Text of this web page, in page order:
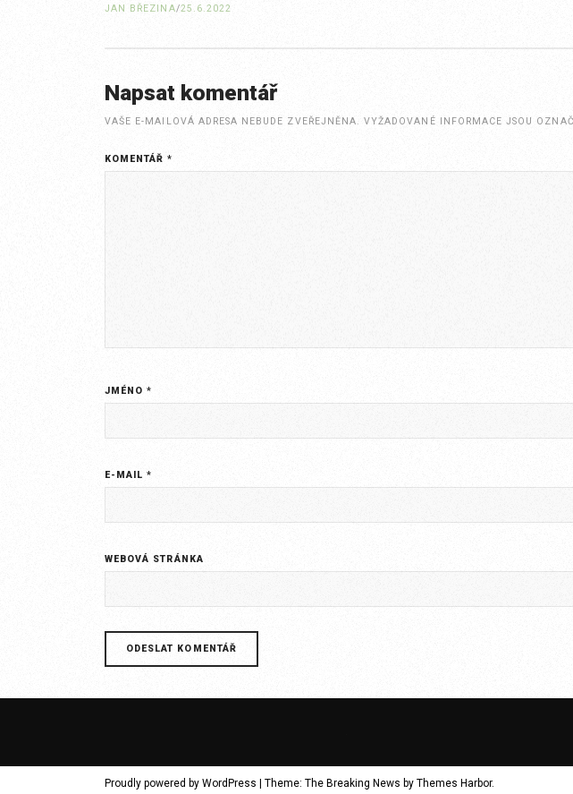
JAN BŘEZINA/25.6.2022
Napsat komentář
VAŠE E-MAILOVÁ ADRESA NEBUDE ZVEŘEJNĚNA. VYŽADOVANÉ INFORMACE JSOU
KOMENTÁŘ*
JMÉNO*
E-MAIL*
WEBOVÁ STRÁNKA
Proudly powered by WordPress | Theme: The Breaking News by Themes Harbor.